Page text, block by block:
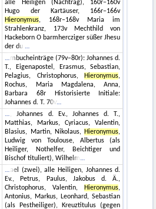
alle Heiligen (Nachtrag), 160r–160v
Hugo der Kartäuser, 166r–166v
Hieronymus, 168r–168v Maria im
Strahlenkranz, 173v Mechthild von
Hackeborn O barmhercziger süßer Jhesu
der du
mbucheinträge (79v–80r): Johannes d.
T., Eigenapostel, Erasmus, Sebastian,
Pelagius, Christophorus,
Hieronymus,
Rochus, Maria Magdalena, Anna,
Barbara 68r Historisierte Initiale:
Johannes d. T. 70v
, Johannes d. Ev., Johannes d. T.,
Matthias, Markus, Cyriacus, Valentin,
Blasius, Martin, Nikolaus,
Hieronymus,
Ludwig von Toulouse, Albertus (als
Heiliger, Nothelfer, Beichtiger und
Bischof tituliert), Wilhelm
ael (zwei), alle Heiligen, Johannes d.
Ev., Petrus, Paulus, Jakobus d. Ä.,
Christophorus, Valentin,
Hieronymus,
Antonius, Markus, Leonhard, Sebastian
(als Pestheiliger), Kreuztitulus (gegen